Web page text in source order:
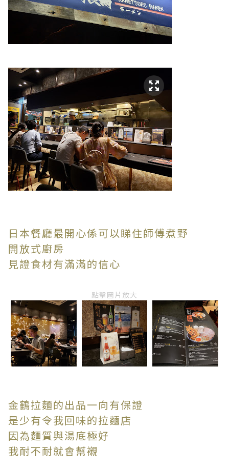
日本餐廳最開心係可以睇住師傅煮野
開放式廚房
見證食材有滿滿的信心
點擊圖片放大
金鶴拉麵的出品一向有保證
是少有令我回味的拉麵店
因為麵質與湯底極好
我耐不耐就會幫襯